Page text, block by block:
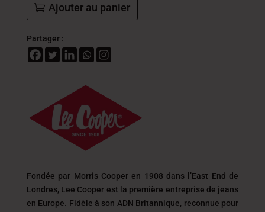
Ajouter au panier
Partager :
Fondée par Morris Cooper en 1908 dans l’East End de
Londres, Lee Cooper est la première entreprise de jeans
en Europe. Fidèle à son ADN Britannique, reconnue pour